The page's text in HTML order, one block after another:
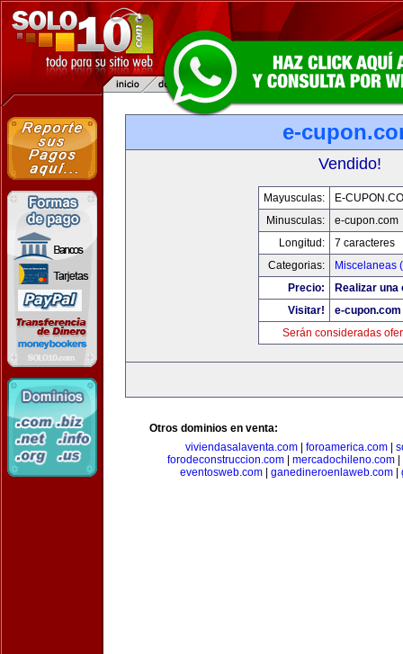
e-
Vendido!
Mayusculas:
E-
Minusculas:
e-cupon.com
Longitud:
7 caracteres
Categorias:
Miscelaneas
Precio:
Realizar una
Visitar!
e-cupon.com
Serán consideradas
Otros dominios en venta:
viviendasalaventa.com| foroamerica.com|
forodeconstruccion.com
mercadochileno.com
eventosweb.com| ganedineroenlaweb.com|